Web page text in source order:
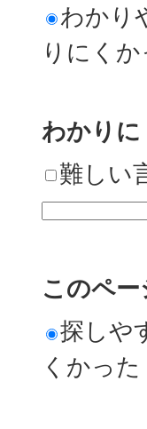
わかり
りにくか
わかりに
難しい
このペ
探しや
くかった